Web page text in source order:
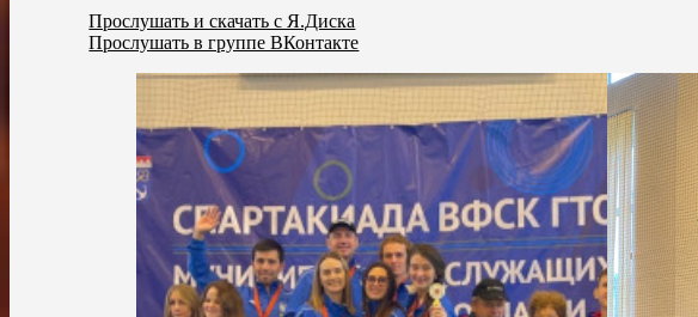
Прослушать и скачать с Я.Диска
Прослушать в группе ВКонтакте